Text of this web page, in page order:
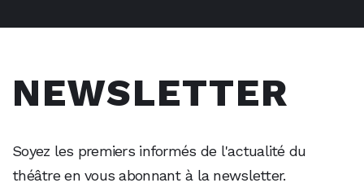
NEWSLETTER
Soyez les premiers informés de l'actualité du
théâtre en vous abonnant à la newsletter.